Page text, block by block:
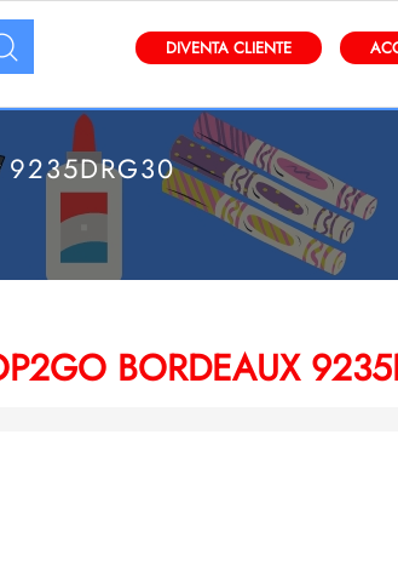
gli altri filtri disponibili.
DIVENTA CLIENTE
9235DRG30
BORDEAUX